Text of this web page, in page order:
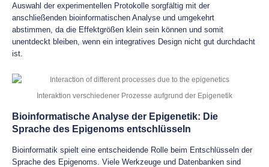
Auswahl der experimentellen Protokolle sorgfältig mit der
anschließenden bioinformatischen Analyse und umgekehrt
abstimmen, da die Effektgrößen klein sein können und somit
unentdeckt bleiben, wenn ein integratives Design nicht gut durchdacht
ist.
Interaktion verschiedener Prozesse aufgrund der Epigenetik
Bioinformatische Analyse der Epigenetik: Die
Sprache des Epigenoms entschlüsseln
Bioinformatik spielt eine entscheidende Rolle beim Entschlüsseln der
Sprache des Epigenoms. Viele Werkzeuge und Datenbanken sind